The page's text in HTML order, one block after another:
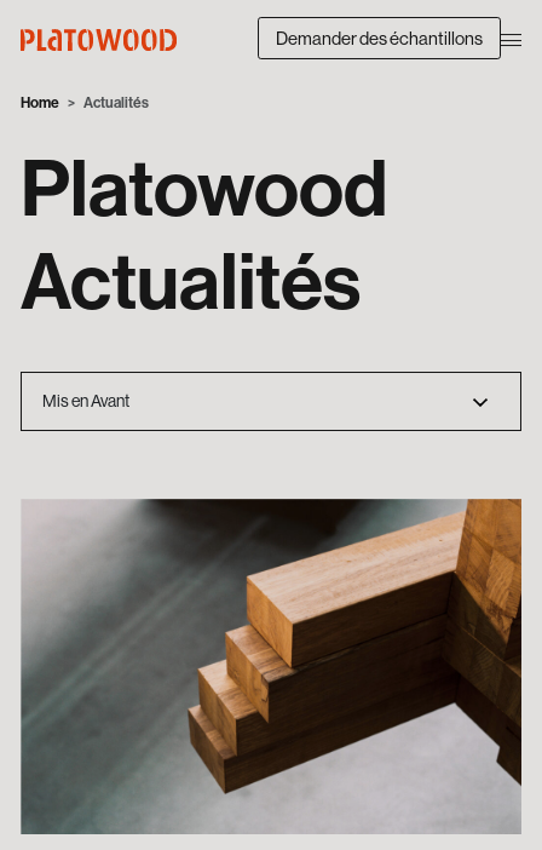
Demander des échantillons
Home Actualités
Platowood
Actualités